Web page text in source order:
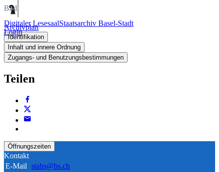
Digitaler LesesaalStaatsarchiv Basel-Stadt
Login
Bild
Archivplan
Identifikation
Inhalt und innere Ordnung
Zugangs- und Benutzungsbestimmungen
Teilen
Öffnungszeiten
Kontakt
E-Mail stabs@bs.ch